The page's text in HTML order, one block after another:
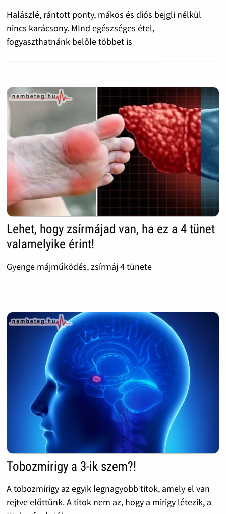
Halászlé, rántott ponty, mákos és diós bejgli nélkül
nincs karácsony. MInd egészséges étel,
fogyaszthatnánk belőle többet is
Lehet, hogy zsírmájad van, ha ez a 4 tünet
valamelyike érint!
Gyenge májműködés, zsírmáj 4 tünete
Tobozmirigy a 3-ik szem?!
A tobozmirigy az egyik legnagyobb titok, amely el van
rejtve előttünk. A titok nem az, hogy a mirigy létezik, a